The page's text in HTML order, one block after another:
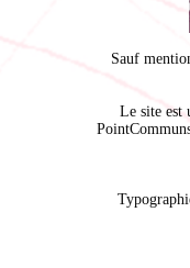
Sauf
Le site est